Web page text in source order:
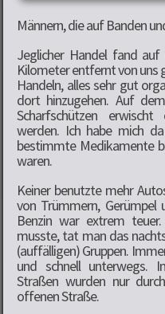
Männern, die auf Banden
Jeglicher Handel fand
Kilometer entfernt von uns
Handeln, alles sehr gut
dort hinzugehen. Auf
Scharfschützen
werden. Ich habe mich
bestimmte Medikamente
waren.
Keiner benutzte mehr
von Trümmern, Gerümpel
Benzin war extrem
musste, tat man das
(auffälligen) Gruppen.
und schnell unterwegs.
Straßen wurden nur
offenen Straße.